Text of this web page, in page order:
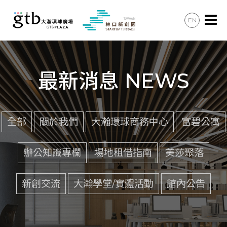
辦公會議
住宿住宅
美食購物
共享空間
最新消息
加入會員
聯絡諮詢
交通資訊
EN
最新消息 NEWS
全部 關於我們 大瀚環球商務中心 富碧公寓
辦公知識專欄 場地租借指南 美莎聚落
新創交流 大瀚學堂/實體活動 館內公告